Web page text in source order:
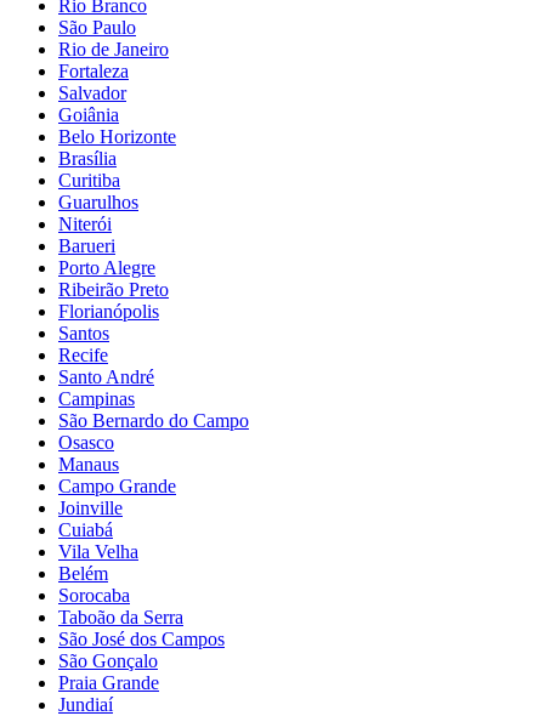
Rio Branco
São Paulo
Rio de Janeiro
Fortaleza
Salvador
Goiânia
Belo Horizonte
Brasília
Curitiba
Guarulhos
Niterói
Barueri
Porto Alegre
Ribeirão Preto
Florianópolis
Santos
Recife
Santo André
Campinas
São Bernardo do Campo
Osasco
Manaus
Campo Grande
Joinville
Cuiabá
Vila Velha
Belém
Sorocaba
Taboão da Serra
São José dos Campos
São Gonçalo
Praia Grande
Jundiaí